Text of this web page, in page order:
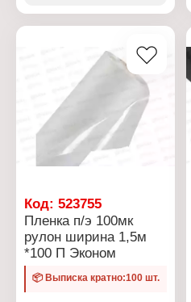
Материал: полипропилен
Код: 523755
Пленка п/э 100мк
рулон ширина 1,5м
*100 П Эконом
📦 Выписка кратно:100 шт.